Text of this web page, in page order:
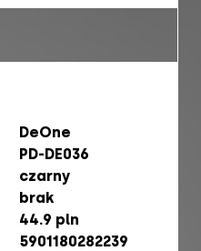
DeOne
PD-DE036
czarny
brak
44.9 pln
5901180282239